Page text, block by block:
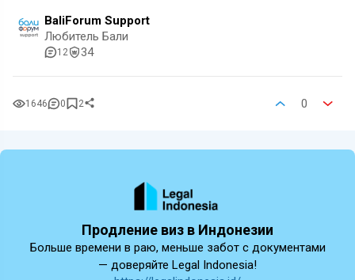
BaliForum Support
Любитель Бали
12 34
1646 0 2 0
Продление виз в Индонезии
Больше времени в раю, меньше забот с документами
— доверяйте Legal Indonesia!